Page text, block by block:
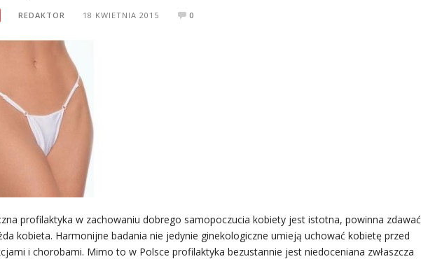
REDAKTOR 18 KWIETNIA 2015 0
profilaktyka w zachowaniu dobrego samopoczucia kobiety jest istotna, powinna zdawać
kobieta. Harmonijne badania nie jedynie ginekologiczne umieją uchować kobietę przed
i chorobami. Mimo to w Polsce profilaktyka bezustannie jest niedoceniana zwłaszcza